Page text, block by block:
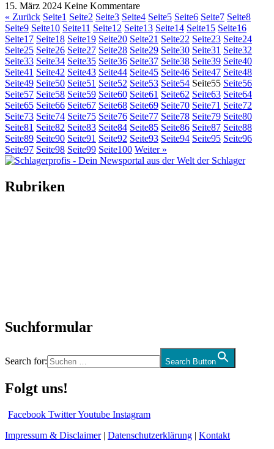
15. März 2024 Keine Kommentare
« Zurück Seite1 Seite2 Seite3 Seite4 Seite5 Seite6 Seite7 Seite8
Seite9 Seite10 Seite11 Seite12 Seite13 Seite14 Seite15 Seite16
Seite17 Seite18 Seite19 Seite20 Seite21 Seite22 Seite23 Seite24
Seite25 Seite26 Seite27 Seite28 Seite29 Seite30 Seite31 Seite32
Seite33 Seite34 Seite35 Seite36 Seite37 Seite38 Seite39 Seite40
Seite41 Seite42 Seite43 Seite44 Seite45 Seite46 Seite47 Seite48
Seite49 Seite50 Seite51 Seite52 Seite53 Seite54 Seite55 Seite56
Seite57 Seite58 Seite59 Seite60 Seite61 Seite62 Seite63 Seite64
Seite65 Seite66 Seite67 Seite68 Seite69 Seite70 Seite71 Seite72
Seite73 Seite74 Seite75 Seite76 Seite77 Seite78 Seite79 Seite80
Seite81 Seite82 Seite83 Seite84 Seite85 Seite86 Seite87 Seite88
Seite89 Seite90 Seite91 Seite92 Seite93 Seite94 Seite95 Seite96
Seite97 Seite98 Seite99 Seite100 Weiter »
Rubriken
Suchformular
Search for: Search Button
Folgt uns!
Facebook TwitterYoutube Instagram
Impressum & Disclaimer| Datenschutzerklärung | Kontakt